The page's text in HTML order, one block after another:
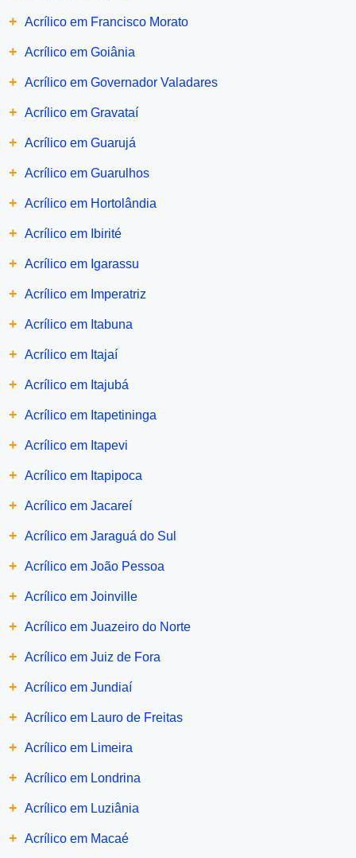
+ Acrílico em Francisco Morato
+ Acrílico em Goiânia
+ Acrílico em Governador Valadares
+ Acrílico em Gravataí
+ Acrílico em Guarujá
+ Acrílico em Guarulhos
+ Acrílico em Hortolândia
+ Acrílico em Ibirité
+ Acrílico em Igarassu
+ Acrílico em Imperatriz
+ Acrílico em Itabuna
+ Acrílico em Itajaí
+ Acrílico em Itajubá
+ Acrílico em Itapetininga
+ Acrílico em Itapevi
+ Acrílico em Itapipoca
+ Acrílico em Jacareí
+ Acrílico em Jaraguá do Sul
+ Acrílico em João Pessoa
+ Acrílico em Joinville
+ Acrílico em Juazeiro do Norte
+ Acrílico em Juiz de Fora
+ Acrílico em Jundiaí
+ Acrílico em Lauro de Freitas
+ Acrílico em Limeira
+ Acrílico em Londrina
+ Acrílico em Luziânia
+ Acrílico em Macaé